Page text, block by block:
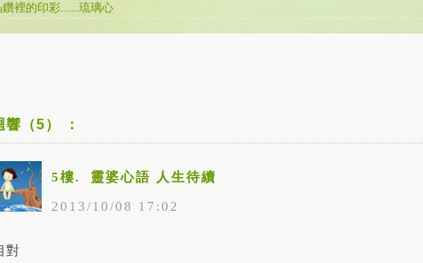
鑽裡的印彩.......琉璃心
響（5） ：
5樓. 靈婆心語 人生待續
2013/10/08 17 :02
對